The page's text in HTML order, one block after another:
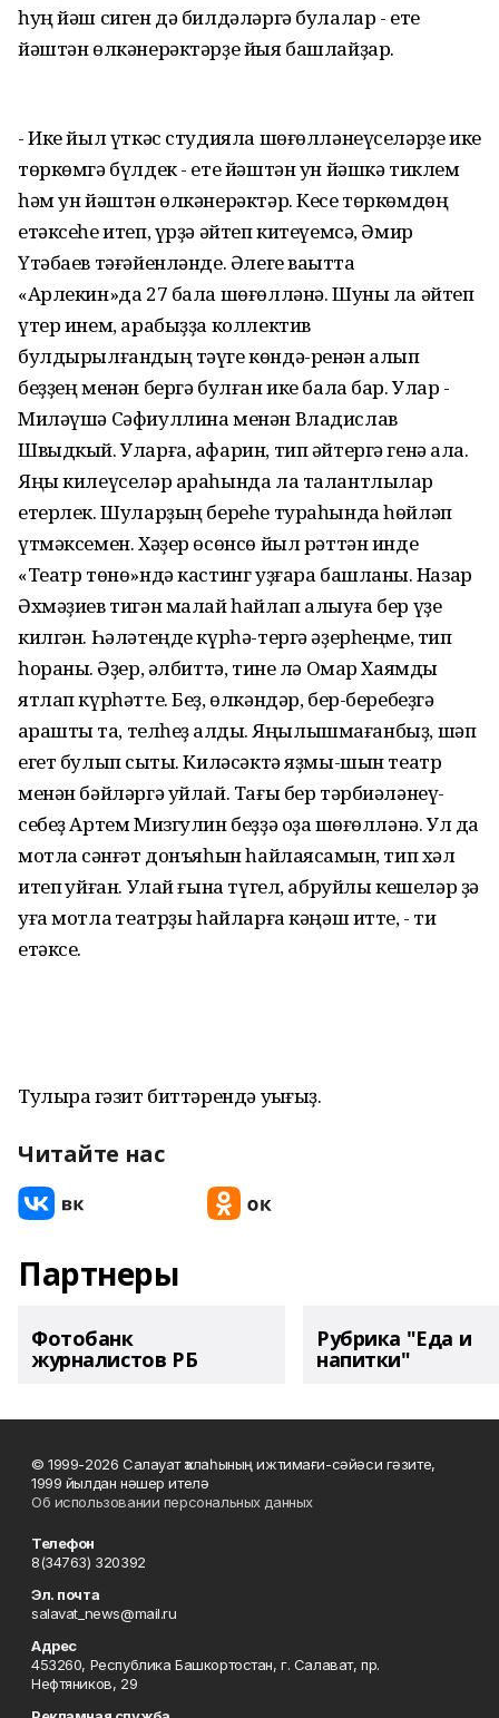
һуң йәш сиген дә билдәләргә булалар - ете
йәштән өлкәнерәктәрҙе йыя башлайҙар.
- Ике йыл үткәс студияла шөғөлләнеүселәрҙе ике
төркөмгә бүлдек - ете йәштән ун йәшкә тиклем
һәм ун йәштән өлкәнерәктәр. Кесе төркөмдөң
етәксеһе итеп, үрҙә әйтеп китеүемсә, Әмир
Үтәбаев тәғәйенләнде. Әлеге ваҡытта
«Арлекин»да 27 бала шөғөлләнә. Шуны ла әйтеп
үтер инем, арабыҙҙа коллектив
булдырылғандың тәүге көндә-ренән алып
беҙҙең менән бергә булған ике бала бар. Улар -
Миләүшә Сәфиуллина менән Владислав
Швыдкый. Уларға, афарин, тип әйтергә генә ҡала.
Яңы килеүселәр араһында ла талантлылар
етерлек. Шуларҙың береһе тураһында һөйләп
үтмәксемен. Хәҙер өсөнсө йыл рәттән инде
«Театр төнө»ндә кастинг уҙғара башланыҡ. Назар
Әхмәҙиев тигән малай һайлап алыуға бер үҙе
килгән. Һәләтеңде күрһә-тергә әҙерһеңме, тип
һораныҡ. Әҙер, әлбиттә, тине лә Омар Хаямды
ятлап күрһәтте. Беҙ, өлкәндәр, бер-беребеҙгә
ҡараштыҡ та, телһеҙ ҡалдыҡ. Яңылышмағанбыҙ, шәп
егет булып сыҡты. Киләсәктә яҙмы-шын театр
менән бәйләргә уйлай. Тағы бер тәрбиәләнеү-
себеҙ Артем Мизгулин беҙҙә оҙаҡ шөғөлләнә. Ул да
мотлаҡ сәнғәт донъяһын һайлаясаҡмын, тип хәл
итеп ҡуйған. Улай ғына түгел, абруйлы кешеләр ҙә
уға мотлаҡ театрҙы һайларға кәңәш итте, - ти
етәксе.
Тулыраҡ гәзит биттәрендә уҡығыҙ.
Читайте нас
Партнеры
Фотобанк
журналистов РБ
Рубрика "Еда и
напитки"
© 1999-2026 Салауат ҡалаһының ижтимағи-сәйәси гәзите,
1999 йылдан нәшер ителә
Об использовании персональных данных
Телефон
8(34763) 320392
Эл. почта
salavat_news@mail.ru
Адрес
453260, Республика Башкортостан, г. Салават, пр.
Нефтяников, 29